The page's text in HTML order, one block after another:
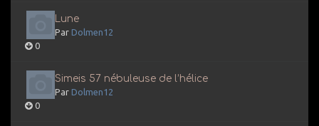
Lune
Par Dolmen12
0
Simeis 57 nébuleuse de l’hélice
Par Dolmen12
0